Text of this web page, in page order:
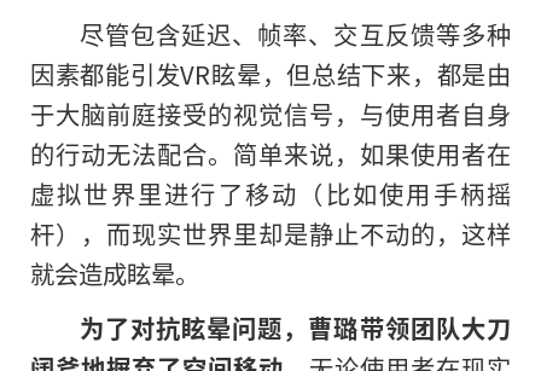
尽管包含延迟、帧率、交互反馈等多种
因素都能引发VR眩晕，但总结下来，都是由
于大脑前庭接受的视觉信号，与使用者自身
的行动无法配合。简单来说，如果使用者在
虚拟世界里进行了移动（比如使用手柄摇
杆），而现实世界里却是静止不动的，这样
就会造成眩晕。
为了对抗眩晕问题，曹璐带领团队大刀